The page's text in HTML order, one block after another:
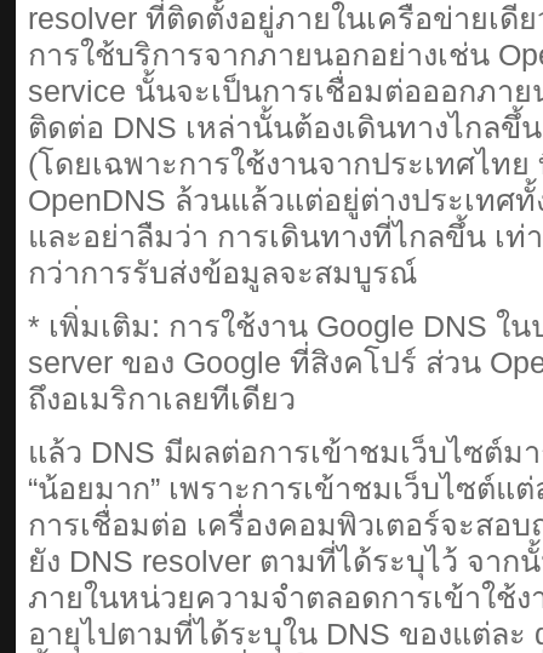
resolver ที่ติดตั้งอยู่ภายในเครือข่ายเดี
การใช้บริการจากภายนอกอย่างเช่น
service นั้นจะเป็นการเชื่อมต่อออกภา
ติดต่อ DNS เหล่านั้นต้องเดินทางไกลขึ้
(โดยเฉพาะการใช้งานจากประเทศไท
OpenDNS ล้วนแล้วแต่อยู่ต่างประเทศ
และอย่าลืมว่า การเดินทางที่ไกลขึ้น เท่
กว่าการรับส่งข้อมูลจะสมบูรณ์
* เพิ่มเติม: การใช้งาน Google DNS ใ
server ของ Google ที่สิงคโปร์ ส่วน
ถึงอเมริกาเลยทีเดียว
แล้ว DNS มีผลต่อการเข้าชมเว็บไซต์
“น้อยมาก” เพราะการเข้าชมเว็บไซต์แ
การเชื่อมต่อ เครื่องคอมพิวเตอร์จะสอ
ยัง DNS resolver ตามที่ได้ระบุไว้ จาก
ภายในหน่วยความจำตลอดการเข้าใช้
อายุไปตามที่ได้ระบุใน DNS ของแต่ละ